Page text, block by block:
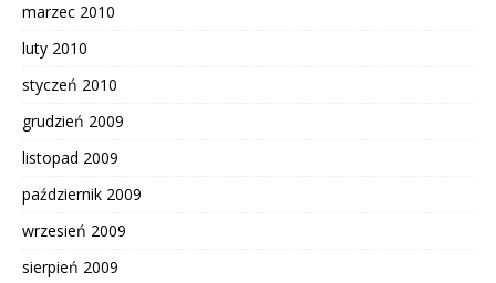
marzec 2010
luty 2010
styczeń 2010
grudzień 2009
listopad 2009
październik 2009
wrzesień 2009
sierpień 2009